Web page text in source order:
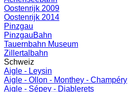
Oostenrijk 2009
Oostenrijk 2014
Pinzgau
PinzgauBahn
Tauernbahn Museum
Zillertalbahn
Schweiz
Aigle - Leysin
Aigle - Ollon - Monthey - Champéry
Aigle - Sépey - Diablerets